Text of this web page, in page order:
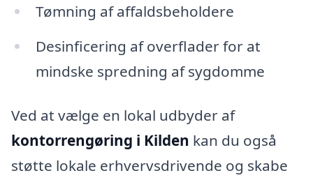
Tømning af affaldsbeholdere
Desinficering af overflader for at
mindske spredning af sygdomme
Ved at vælge en lokal udbyder af
kontorrengøring i Kilden kan du også
støtte lokale erhvervsdrivende og skabe